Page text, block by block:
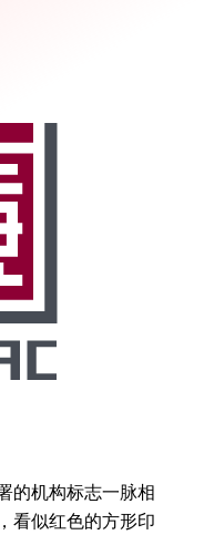
的机构标志一脉相
看似红色的方形印